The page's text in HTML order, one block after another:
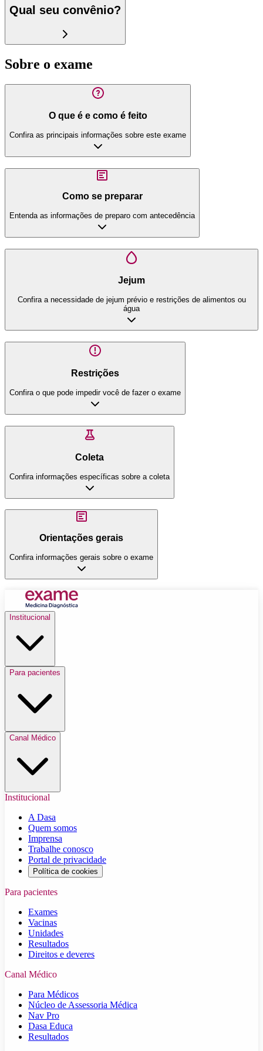
Qual seu convênio?
Sobre o exame
O que é e como é feito
Confira as principais informações sobre este exame
Como se preparar
Entenda as informações de preparo com antecedência
Jejum
Confira a necessidade de jejum prévio e restrições de alimentos ou
água
Restrições
Confira o que pode impedir você de fazer o exame
Coleta
Confira informações específicas sobre a coleta
Orientações gerais
Confira informações gerais sobre o exame
Institucional
Para pacientes
Canal Médico
Institucional
A Dasa
Quem somos
Imprensa
Trabalhe conosco
Portal de privacidade
Política de cookies
Para pacientes
Exames
Vacinas
Unidades
Resultados
Direitos e deveres
Canal Médico
Para Médicos
Núcleo de Assessoria Médica
Nav Pro
Dasa Educa
Resultados